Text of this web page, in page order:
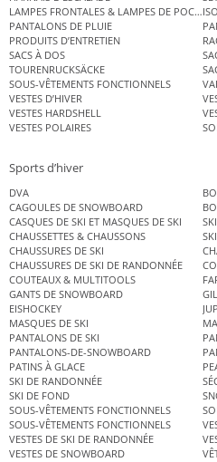
LAMPES FRONTALES & LAMPES DE POCHE
PANTALONS DE PLUIE
PRODUITS D’ENTRETIEN
SACS À DOS
TOURENRUCKSÄCKE
SOUS-VÊTEMENTS FONCTIONNELS
VESTES D’HIVER
VESTES HARDSHELL
VESTES POLAIRES
Sports d’hiver
DVA
CAGOULES DE SNOWBOARD
CASQUES DE SKI ET MASQUES DE SKI
CHAUSSETTES & CHAUSSONS
CHAUSSURES DE SKI
CHAUSSURES DE SKI DE RANDONNÉE
COUTEAUX & MULTITOOLS
GANTS DE SNOWBOARD
EISHOCKEY
MASQUES DE SKI
PANTALONS DE SKI
PANTALONS-DE-SNOWBOARD
PATINS À GLACE
SKI DE RANDONNÉE
SKI DE FOND
SOUS-VÊTEMENTS FONCTIONNELS
SOUS-VÊTEMENTS FONCTIONNELS
VESTES DE SKI DE RANDONNÉE
VESTES DE SNOWBOARD